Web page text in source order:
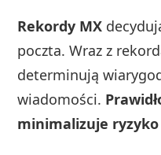
Rekordy MX
poczta. Wraz z
determinują
wiadomości.
minimalizuje